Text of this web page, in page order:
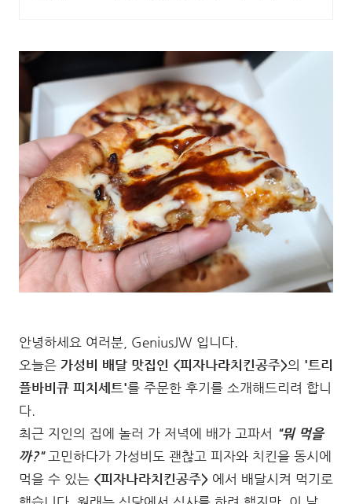
안녕하세요 여러분, GeniusJW 입니다.
오늘은 가성비 배달 맛집인 <피자나라치킨공주>의 '트리
플바비큐 피치세트'를 주문한 후기를 소개해드리려 합니
다.
최근 지인의 집에 놀러 가 저녁에 배가 고파서 "뭐 먹을
까?"고민하다가 가성비도 괜찮고 피자와 치킨을 동시에
먹을 수 있는 <피자나라치킨공주> 에서 배달시켜 먹기로